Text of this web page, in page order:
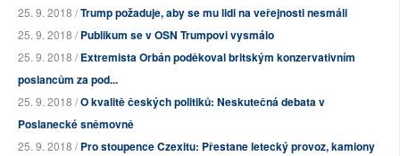
25. 9. 2018 /Trump požaduje, aby se mu lidi na veřejnosti nesmáli
25. 9. 2018 /Publikum se v OSN Trumpovi vysmálo
25. 9. 2018 /Extremista Orbán poděkoval britským konzervativním
poslancům za pod...
25. 9. 2018 /O kvalitě českých politiků: Neskutečná debata v
Poslanecké sněmovně
25. 9. 2018 /Pro stoupence Czexitu: Přestane letecký provoz, kamiony